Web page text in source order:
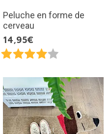
Peluche en forme de
cerveau
14,95€